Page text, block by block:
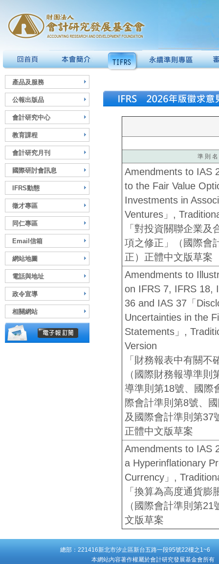
產品及服務
公報出版品
會計研究中心
教育課程
會計研究月刊
國際研討會訊息
IFRS動態
徵才專區
同仁專區
Email信箱
網站地圖
電話與地址
政令宣導
相關網站
準 則 名
Amendments to IAS
to the Fair Value
Investments in
Ventures」,
「對投資關聯企業及
項之修正」（國際會
正）正體中文版草案
Amendments to
on IFRS 7, IFRS 18,
36 and IAS 37「
Uncertainties in the
Statements」,
Version
「財務報表中有關不
（國際財務報導準則
導準則第18號、國際
際會計準則第8號、
及國際會計準則第37
正體中文版草案
Amendments to IAS
a Hyperinflationary
Currency」,
「換算為高度通貨膨
（國際會計準則第
文版草案
總部：221416新北市汐止區新台五路一段95號22樓之
本網站內容著作權屬於會計研究發展基金會所